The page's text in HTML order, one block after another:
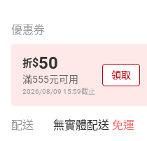
優惠券
折$50
滿555元可用
2026/08/09 15:59截止
領取
配送 無實體配送 免運